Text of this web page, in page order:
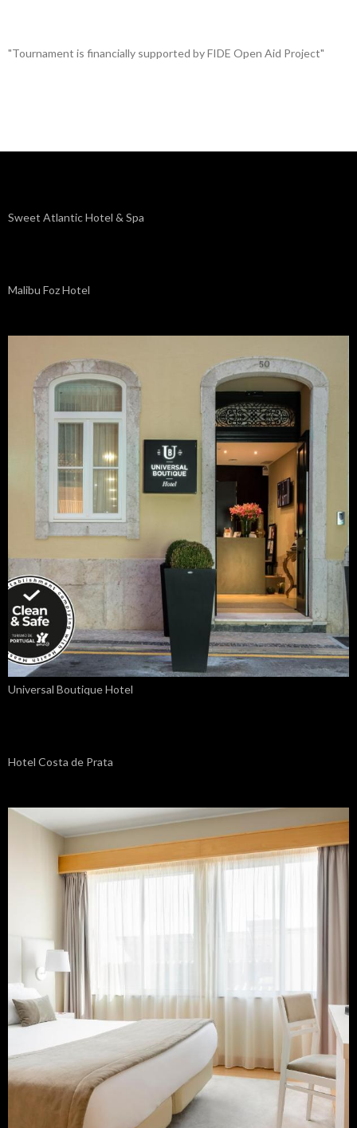
"Tournament is financially supported by FIDE Open Aid Project"
Sweet Atlantic Hotel & Spa
Malibu Foz Hotel
Universal Boutique Hotel
Hotel Costa de Prata